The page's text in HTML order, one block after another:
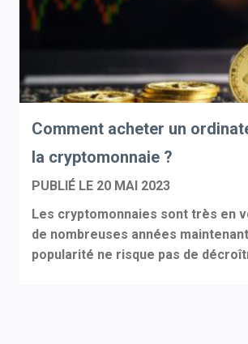
Comment acheter un
la cryptomonnaie ?
PUBLIÉ LE 20 MAI 2023
Les cryptomonnaies sont très en
de nombreuses années
popularité ne risque pas de